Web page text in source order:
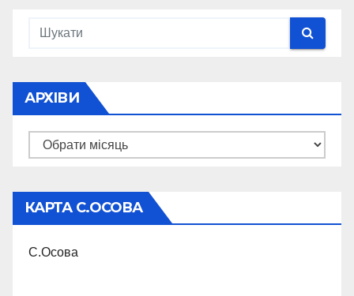
АРХІВИ
Архіви
КАРТА С.ОСОВА
С.Осова